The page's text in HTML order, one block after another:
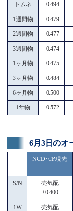
トムネ 0.494
1週間物 0.479
2週間物 0.477
3週間物 0.474
1ヶ月物 0.475
3ヶ月物 0.484
6ヶ月物 0.500
1年物 0.572
6月3日のオ
NCD･CP現先
S/N
売気配
+0.400
1W
売気配